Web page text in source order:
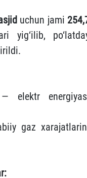
uchun jami
yig‘ilib,
elektr
gaz